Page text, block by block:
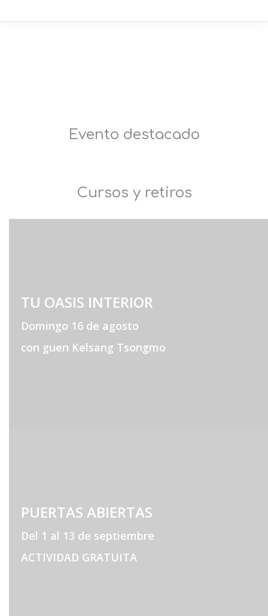
Evento destacado
Cursos y retiros
TU OASIS INTERIOR
Domingo 16 de agosto
con guen Kelsang Tsongmo
PUERTAS ABIERTAS
Del 1 al 13 de septiembre
ACTIVIDAD GRATUITA